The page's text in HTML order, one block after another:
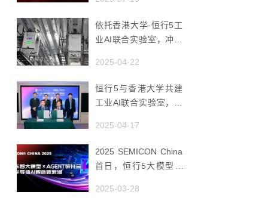
依托香港大学-恒行5工
业AI联合实验室，冲破
花板”
2025-04-22
恒行5与香港大学共建
工业AI联合实验室，推
创新枢纽
2025-04-17
2025 SEMICON China
首日，恒行5大模型 ×
体AI智造新浪潮
2025-03-28